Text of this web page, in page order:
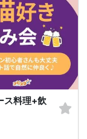
料理+飲